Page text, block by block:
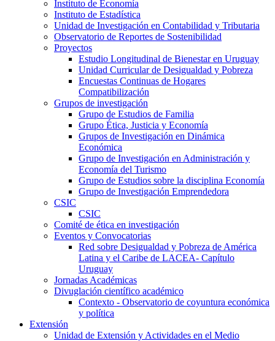
Instituto de Economía
Instituto de Estadística
Unidad de Investigación en Contabilidad y Tributaria
Observatorio de Reportes de Sostenibilidad
Proyectos
Estudio Longitudinal de Bienestar en Uruguay
Unidad Curricular de Desigualdad y Pobreza
Encuestas Continuas de Hogares
Compatibilización
Grupos de investigación
Grupo de Estudios de Familia
Grupo Ética, Justicia y Economía
Grupos de Investigación en Dinámica
Económica
Grupo de Investigación en Administración y
Economía del Turismo
Grupo de Estudios sobre la disciplina Economía
Grupo de Investigación Emprendedora
CSIC
CSIC
Comité de ética en investigación
Eventos y Convocatorias
Red sobre Desigualdad y Pobreza de América
Latina y el Caribe de LACEA- Capítulo
Uruguay
Jornadas Académicas
Divuglación científico académico
Contexto - Observatorio de coyuntura económica
y política
Extensión
Unidad de Extensión y Actividades en el Medio